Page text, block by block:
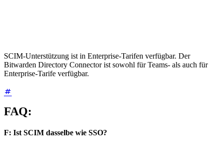
SCIM-Unterstützung ist in Enterprise-Tarifen verfügbar. Der
Bitwarden Directory Connector ist sowohl für Teams- als auch für
Enterprise-Tarife verfügbar.
FAQ:
F: Ist SCIM dasselbe wie SSO?